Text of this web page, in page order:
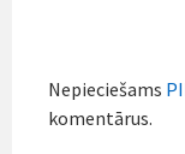
Nepieciešams
komentārus.